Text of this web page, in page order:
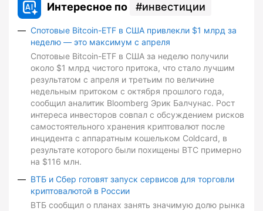
Интересное по инвестиции
Спотовые Bitcoin-ETF в США привлекли $1 млрд за
неделю — это максимум с апреля
Спотовые Bitcoin-ETF в США за неделю получили
около $1 млрд чистого притока, что стало лучшим
результатом с апреля и третьим по величине
недельным притоком с октября прошлого года,
сообщил аналитик Bloomberg Эрик Балчунас. Рост
интереса инвесторов совпал с обсуждением рисков
самостоятельного хранения криптовалют после
инцидента с аппаратным кошельком Coldcard, в
результате которого были похищены BTC примерно
на $116 млн.
ВТБ и Сбер готовят запуск сервисов для торговли
криптовалютой в России
ВТБ сообщил о планах занять значимую долю рынка